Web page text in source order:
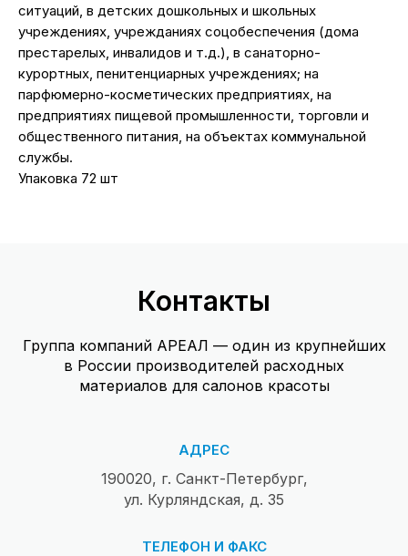
ситуаций, в детских дошкольных и школьных
учреждениях, учрежданиях соцобеспечения (дома
престарелых, инвалидов и т.д.), в санаторно-
курортных, пенитенциарных учреждениях; на
парфюмерно-косметических предприятиях, на
предприятиях пищевой промышленности, торговли и
общественного питания, на объектах коммунальной
службы.
Упаковка 72 шт
Контакты
Группа компаний АРЕАЛ — один из крупнейших
в России производителей расходных
материалов для салонов красоты
АДРЕС
190020, г. Санкт-Петербург,
ул. Курляндская, д. 35
ТЕЛЕФОН И ФАКС